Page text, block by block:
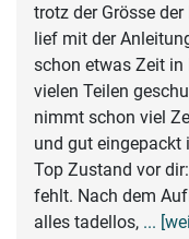
trotz der Grösse
lief mit der
schon etwas Zeit in
vielen Teilen
nimmt schon viel
und gut eingepackt
Top Zustand vor
fehlt. Nach dem
alles tadellos, ...